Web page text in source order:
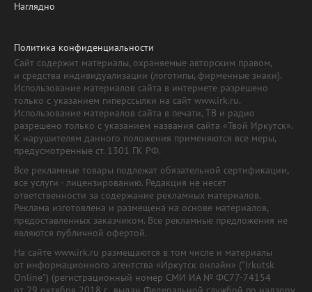
Наглядно
Политика конфиденциальности
Сайт содержит материалы, охраняемые авторским правом,
и средства индивидуализации (логотипы, фирменные знаки).
Использование материалов сайта в интернете разрешено
только с указанием гиперссылки на сайт www.irk.ru.
Использование материалов сайта в печати, ТВ и радио
разрешено только с указанием названия сайта «Твой Иркутск».
К нарушителям данного положения применяются все меры,
предусмотренные ст. 1301 ГК РФ.
Все рекламные товары подлежат обязательной сертификации,
все услуги - лицензированию. Редакция не несет
ответственности за содержание рекламных материалов.
Реклама изготовлена и размещена на основе материалов,
предоставленных заказчиком. Все рекламные предложения не
являются публичной офертой.
На сайте www.irk.ru размещаются в том числе и материалы
от информационного агентства «Иркутск онлайн» ("Irkutsk
Online") (регистрационный номер СМИ ИА № ФС77-74154